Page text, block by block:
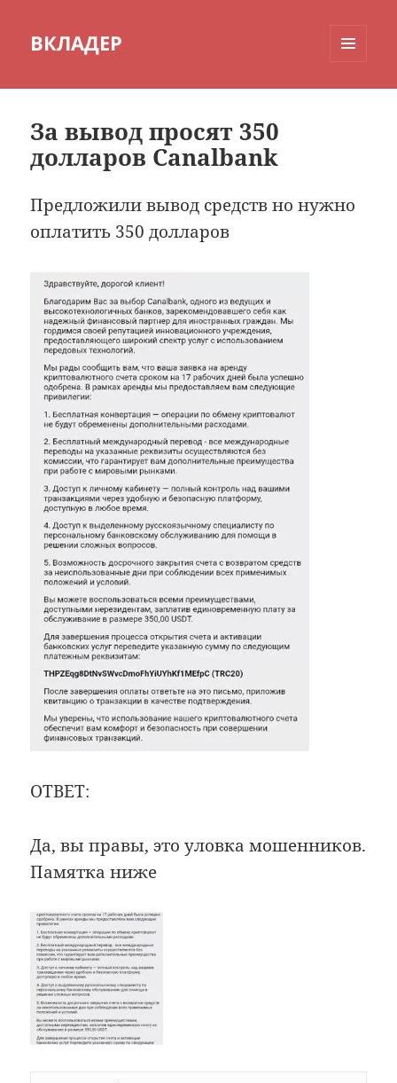
ВКЛАДЕР
За вывод просят 350
долларов Canalbank
Предложили вывод средств но нужно
оплатить 350 долларов
ОТВЕТ:
Да, вы правы, это уловка мошенников.
Памятка ниже